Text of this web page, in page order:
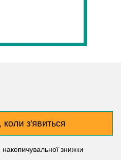
коли з'явиться
знижки